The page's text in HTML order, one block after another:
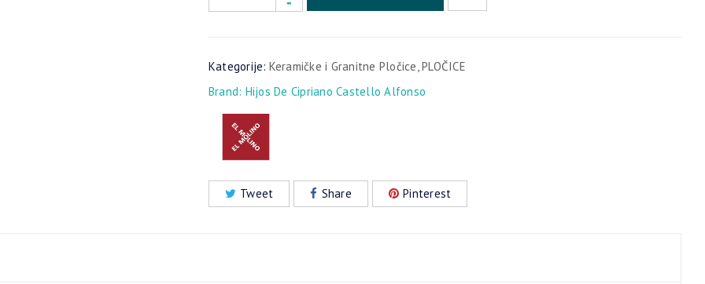
Kategorije: Keramičke i Granitne Pločice ,PLOČICE
Brand: Hijos De Cipriano Castello Alfonso
Tweet Share Pinterest